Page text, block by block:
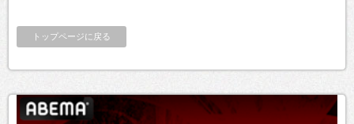
トップページに戻る